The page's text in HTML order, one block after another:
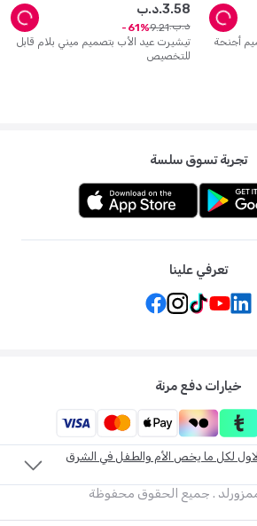
أجنحة
تيشيرت عيد الأب بتصميم ميني بلام قابل
للتخصيص
د.ب.3.58
د.ب. 9.21
61
تجربة تسوق سلسة
تعرفي علينا
خيارات دفع مرنة
لكل ما يخص الأم والطفل في الشرق
. جميع الحقوق محفوظة